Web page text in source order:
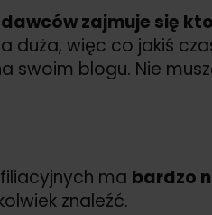
zajmuje się
duża, więc co jakiś
swoim blogu. Nie
ma bardzo
znaleźć.